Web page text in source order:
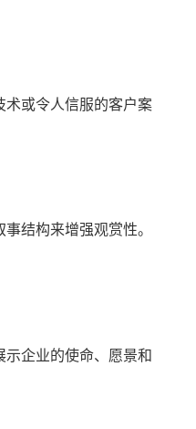
术或令人信服的客户案
结构来增强观赏性。
企业的使命、愿景和